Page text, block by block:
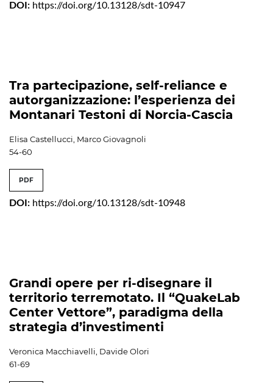
DOI: https://doi.org/10.13128/sdt-10947
Tra partecipazione, self-reliance e
autorganizzazione: l’esperienza dei
Montanari Testoni di Norcia-Cascia
Elisa Castellucci, Marco Giovagnoli
54-60
PDF
DOI: https://doi.org/10.13128/sdt-10948
Grandi opere per ri-disegnare il
territorio terremotato. Il “QuakeLab
Center Vettore”, paradigma della
strategia d’investimenti
Veronica Macchiavelli, Davide Olori
61-69